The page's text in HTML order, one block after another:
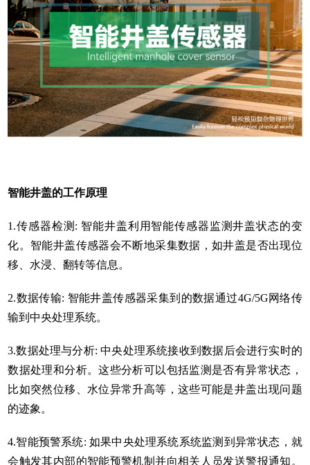
智能井盖的工作原理
1.传感器检测: 智能井盖利用智能传感器监测井盖状态的变
化。智能井盖传感器会不断地采集数据，如井盖是否出现位
移、水浸、翻转等信息。
2.数据传输: 智能井盖传感器采集到的数据通过4G/5G网络传
输到中央处理系统。
3.数据处理与分析: 中央处理系统接收到数据后会进行实时的
数据处理和分析。这些分析可以包括监测是否有异常状态，
比如突然位移、水位异常升高等，这些可能是井盖出现问题
的迹象。
4.智能预警系统: 如果中央处理系统系统监测到异常状态，就
会触发其内部的智能预警机制并向相关人员发送警报通知。